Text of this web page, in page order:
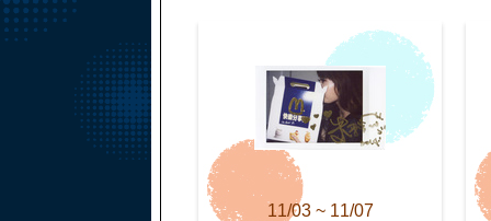
11/03 ~ 11/07